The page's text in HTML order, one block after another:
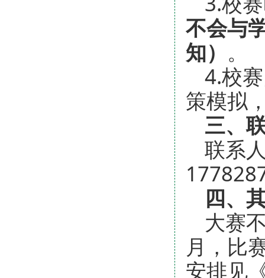
不会与
知） 。
4.校
策模拟
三、
联系
四、
大赛
月，比
安排见